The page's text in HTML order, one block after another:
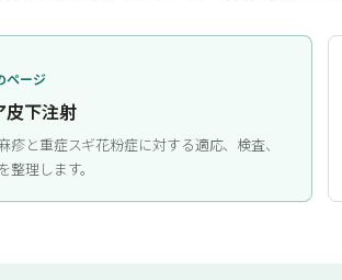
ページ
皮下注射
疹と重症スギ花粉症に対する適応、検査、
整理します。